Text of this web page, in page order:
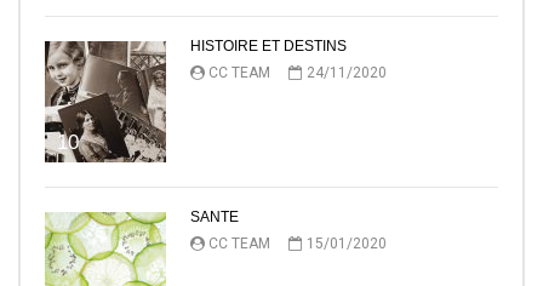
10
HISTOIRE ET DESTINS
CC TEAM
24/11/2020
SANTE
CC TEAM
15/01/2020